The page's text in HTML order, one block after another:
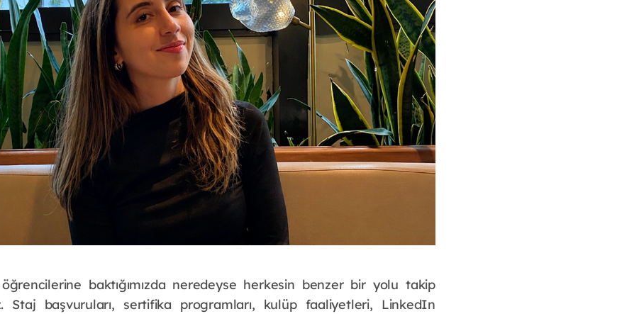
baktığımızda neredeyse herkesin benzer bir yolu takip
Staj başvuruları, sertifika programları, kulüp faaliyetleri, LinkedIn